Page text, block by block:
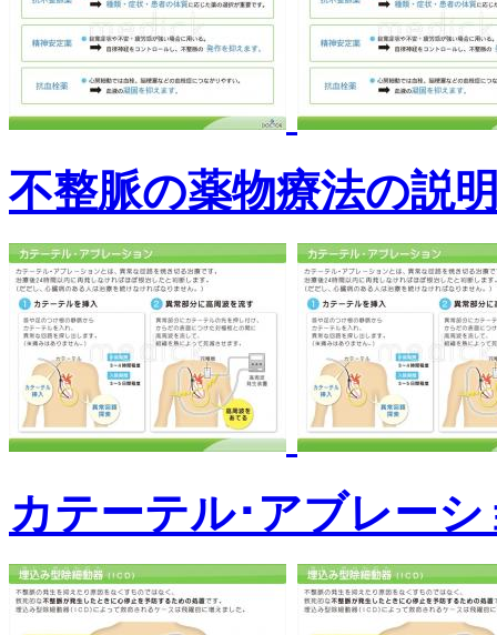
不整脈の薬物療法の説
カテーテル･アブレー